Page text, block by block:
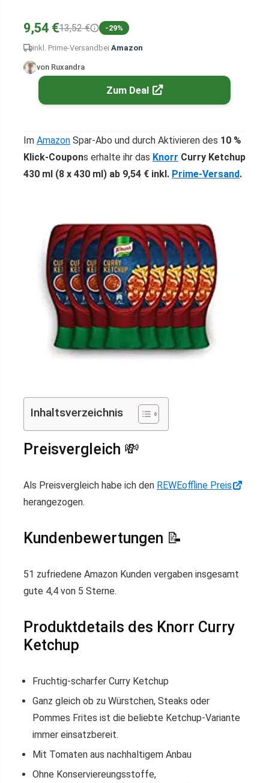
9,54 €13,52 € -29%
inkl. Prime-Versand bei Amazon
von Ruxandra
Zum Deal
Im Amazon Spar-Abo und durch Aktivieren des 10 %
Klick-Coupons erhalte ihr das Knorr Curry Ketchup
430 ml (8 x 430 ml) ab 9,54 € inkl. Prime-Versand.
Inhaltsverzeichnis
Preisvergleich 💸
Als Preisvergleich habe ich den REWEoffline Preis
herangezogen.
Kundenbewertungen 📝
51 zufriedene Amazon Kunden vergaben insgesamt
gute 4,4 von 5 Sterne.
Produktdetails des Knorr Curry
Ketchup
Fruchtig-scharfer Curry Ketchup
Ganz gleich ob zu Würstchen, Steaks oder
Pommes Frites ist die beliebte Ketchup-Variante
immer einsatzbereit.
Mit Tomaten aus nachhaltigem Anbau
Ohne Konserviereungsstoffe,